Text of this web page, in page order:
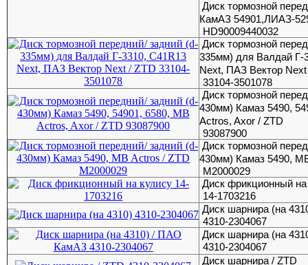
Диск тормозной
КамАЗ 54901,ЛИАЗ-
HD90009440032
Диск тормозной
335мм) для Валдай Г-
Next, ПАЗ Вектор
33104-3501078
Диск тормозной
430мм) Камаз 5490,
Actros, Axor / ZTD
93087900
Диск тормозной
430мм) Камаз 5490,
M2000029
Диск фрикционный на
14-1703216
Диск шарнира (на
4310-2304067
Диск шарнира (на
4310-2304067
Диск шарнира / ZTD